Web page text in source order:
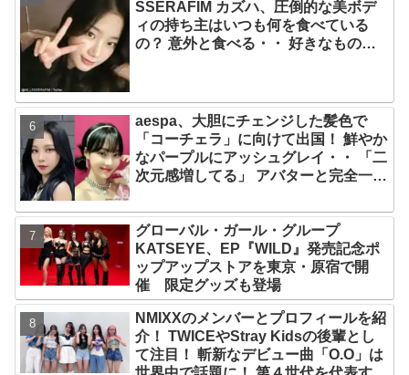
SSERAFIM カズハ、圧倒的な美ボデ
ィの持ち主はいつも何を食べている
の？ 意外と食べる・・ 好きなものを
aespa、大胆にチェンジした髪色で
「コーチェラ」に向けて出国！ 鮮やか
なパープルにアッシュグレイ・・ 「二
次元感増してる」 アバターと完全一致
グローバル・ガール・グループ
KATSEYE、EP『WILD』発売記念ポ
ップアップストアを東京・原宿で開
催 限定グッズも登場
NMIXXのメンバーとプロフィールを紹
介！ TWICEやStray Kidsの後輩とし
て注目！ 斬新なデビュー曲「O.O」は